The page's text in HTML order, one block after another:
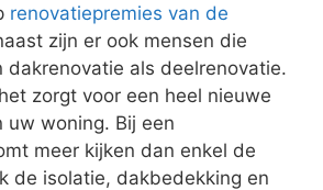
renovatiepremies van de
zijn er ook mensen die
dakrenovatie als deelrenovatie.
zorgt voor een heel nieuwe
uw woning. Bij een
meer kijken dan enkel de
de isolatie, dakbedekking en